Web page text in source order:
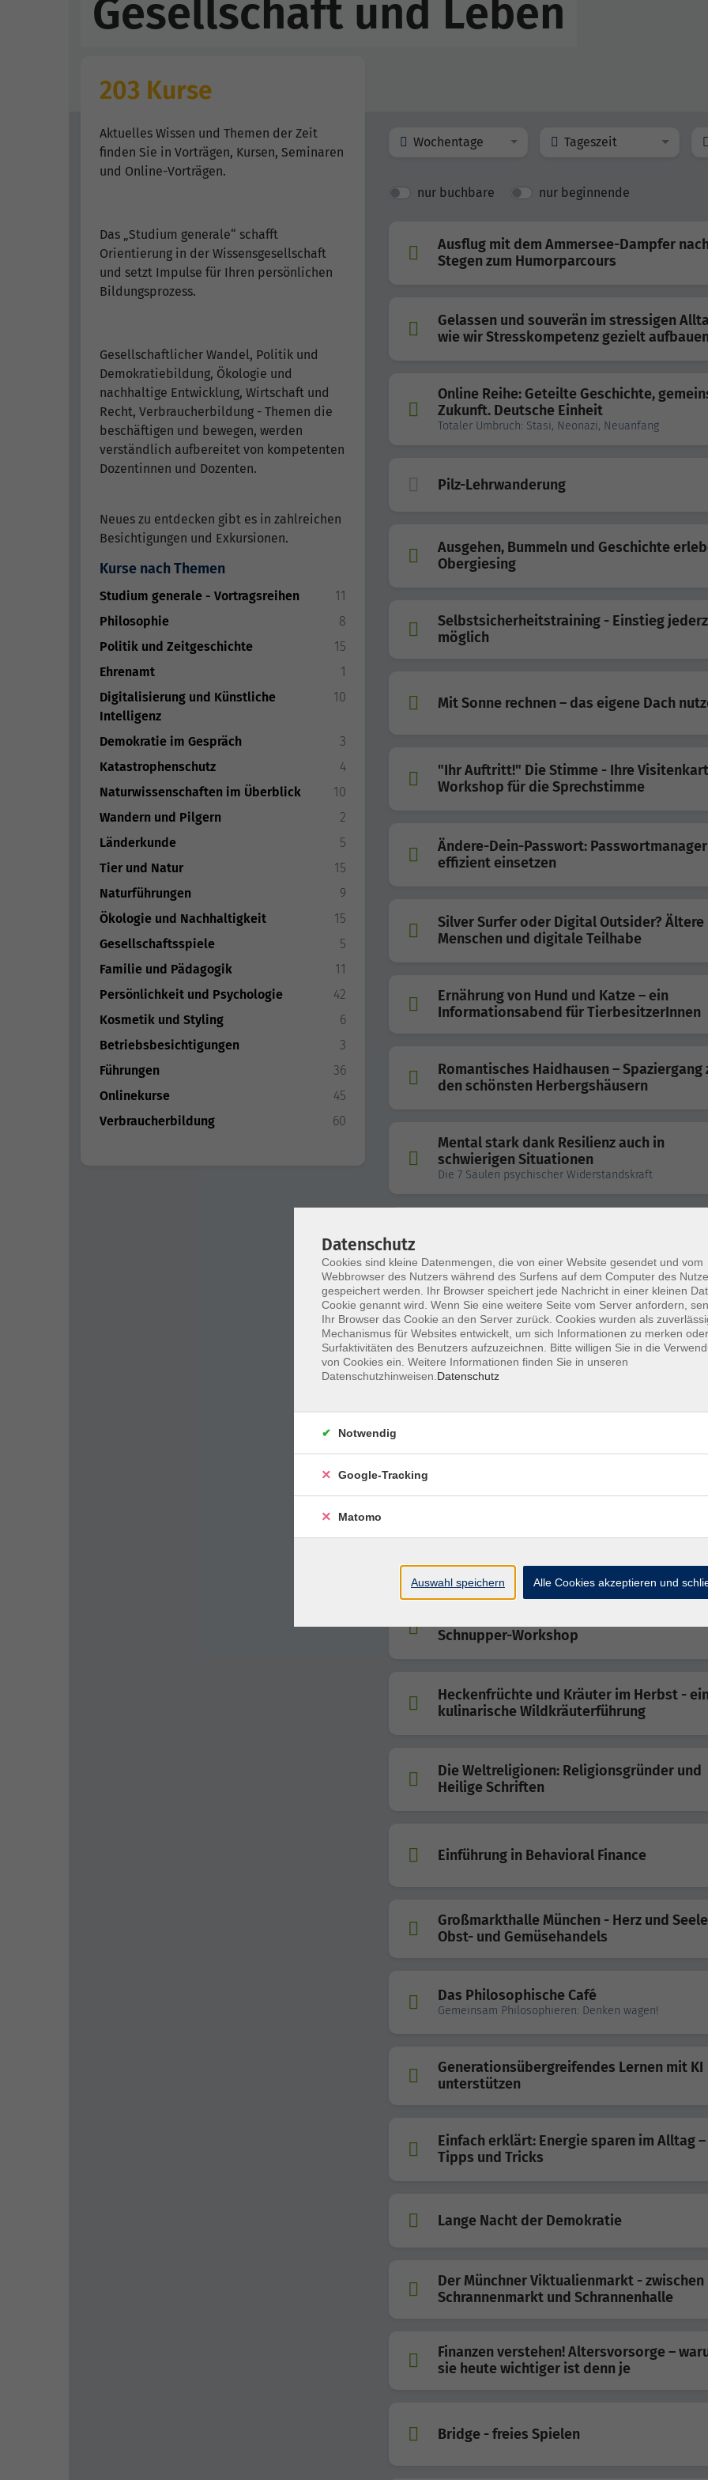
Gesellschaft und Leben
203 Kurse
Aktuelles Wissen und Themen der Zeit
finden Sie in Vorträgen, Kursen, Seminaren
und Online-Vorträgen.
Das „Studium generale“ schafft
Orientierung in der Wissensgesellschaft
und setzt Impulse für Ihren persönlichen
Bildungsprozess.
Gesellschaftlicher Wandel, Politik und
Demokratiebildung, Ökologie und
nachhaltige Entwicklung, Wirtschaft und
Recht, Verbraucherbildung - Themen die
beschäftigen und bewegen, werden
verständlich aufbereitet von kompetenten
Dozentinnen und Dozenten.
Neues zu entdecken gibt es in zahlreichen
Besichtigungen und Exkursionen.
Kurse nach Themen
Studium generale - Vortragsreihen
11
Philosophie
8
Politik und Zeitgeschichte
15
Ehrenamt
1
Digitalisierung und Künstliche
Intelligenz
10
Demokratie im Gespräch
3
Katastrophenschutz
4
Naturwissenschaften im Überblick
10
Wandern und Pilgern
2
Länderkunde
5
Tier und Natur
15
Naturführungen
9
Ökologie und Nachhaltigkeit
15
Gesellschaftsspiele
5
Familie und Pädagogik
11
Persönlichkeit und Psychologie
42
Kosmetik und Styling
6
Betriebsbesichtigungen
3
Führungen
36
Onlinekurse
45
Verbraucherbildung
60
Wochentage Tageszeit
nur buchbare nur beginnende
Ausflug mit dem Ammersee-Dampfer nach
Stegen zum Humorparcours
Gelassen und souverän im stressigen
wie wir Stresskompetenz gezielt aufbauen
Online Reihe: Geteilte Geschichte,
Zukunft. Deutsche Einheit
Totaler Umbruch: Stasi, Neonazi, Neuanfang
Pilz-Lehrwanderung
Ausgehen, Bummeln und Geschichte
Obergiesing
Selbstsicherheitstraining - Einstieg
möglich
Mit Sonne rechnen – das eigene Dach
"Ihr Auftritt!" Die Stimme - Ihre
Workshop für die Sprechstimme
Ändere-Dein-Passwort: Passwortmanager
effizient einsetzen
Silver Surfer oder Digital Outsider? Ältere
Menschen und digitale Teilhabe
Ernährung von Hund und Katze – ein
Informationsabend für TierbesitzerInnen
Romantisches Haidhausen – Spaziergang
den schönsten Herbergshäusern
Mental stark dank Resilienz auch in
schwierigen Situationen
Die 7 Säulen psychischer Widerstandskraft
Münchner Philharmoniker und
in der Isarphilharmonie
"Ihr Auftritt!"
Die Stimme - Ihre Visitenkarte
Gondelfahrt im Schlosspark
De-Stress your home – Wie unsere Räume
Schnupper-Workshop
Heckenfrüchte und Kräuter im Herbst -
kulinarische Wildkräuterführung
Die Weltreligionen: Religionsgründer und
Heilige Schriften
Einführung in Behavioral Finance
Großmarkthalle München - Herz und
Obst- und Gemüsehandels
Das Philosophische Café
Gemeinsam Philosophieren: Denken wagen!
Generationsübergreifendes Lernen mit KI
unterstützen
Einfach erklärt: Energie sparen im Alltag –
Tipps und Tricks
Lange Nacht der Demokratie
Der Münchner Viktualienmarkt - zwischen
Schrannenmarkt und Schrannenhalle
Finanzen verstehen! Altersvorsorge –
sie heute wichtiger ist denn je
Bridge - freies Spielen
Datenschutz
Cookies sind kleine Datenmengen, die von einer Website gesendet und vom
Webbrowser des Nutzers während des Surfens auf dem Computer des
gespeichert werden. Ihr Browser speichert jede Nachricht in einer kleinen
Cookie genannt wird. Wenn Sie eine weitere Seite vom Server anfordern,
Ihr Browser das Cookie an den Server zurück. Cookies wurden als
Mechanismus für Websites entwickelt, um sich Informationen zu merken
Surfaktivitäten des Benutzers aufzuzeichnen. Bitte willigen Sie in die
von Cookies ein. Weitere Informationen finden Sie in unseren
Datenschutzhinweisen. Datenschutz
Notwendig
Google-Tracking
Matomo
Auswahl speichern Alle Cookies akzeptieren und